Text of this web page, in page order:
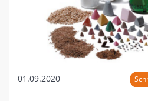
01.09.2020